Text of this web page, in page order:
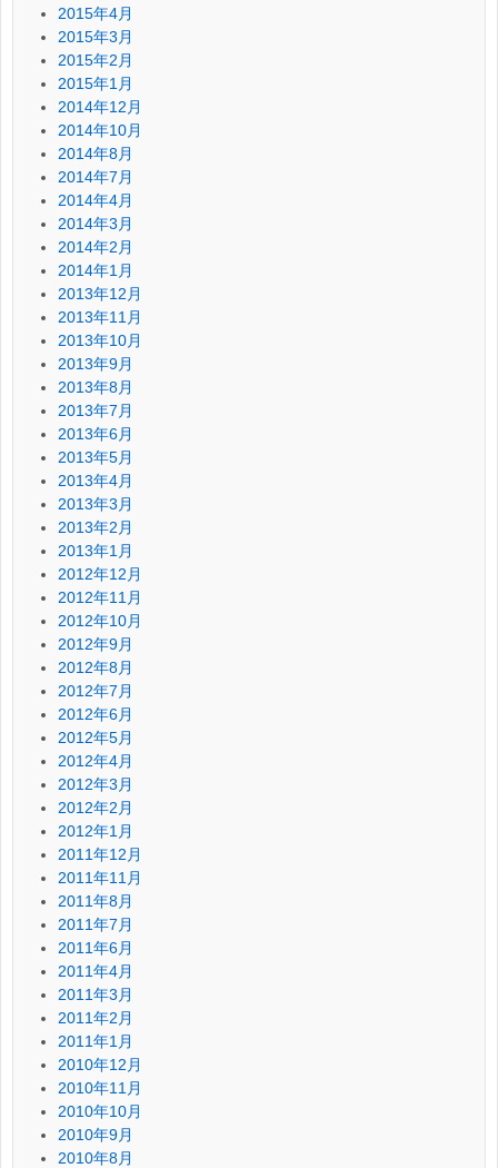
2015年4月
2015年3月
2015年2月
2015年1月
2014年12月
2014年10月
2014年8月
2014年7月
2014年4月
2014年3月
2014年2月
2014年1月
2013年12月
2013年11月
2013年10月
2013年9月
2013年8月
2013年7月
2013年6月
2013年5月
2013年4月
2013年3月
2013年2月
2013年1月
2012年12月
2012年11月
2012年10月
2012年9月
2012年8月
2012年7月
2012年6月
2012年5月
2012年4月
2012年3月
2012年2月
2012年1月
2011年12月
2011年11月
2011年8月
2011年7月
2011年6月
2011年4月
2011年3月
2011年2月
2011年1月
2010年12月
2010年11月
2010年10月
2010年9月
2010年8月